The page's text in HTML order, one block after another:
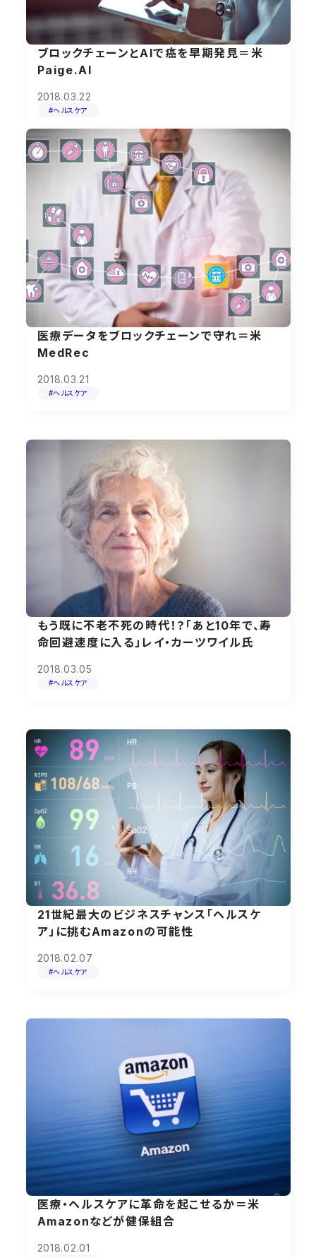
ブロックチェーンとAIで癌を早期発見＝米
Paige.AI
2018.03.22
#ヘルスケア
医療データをブロックチェーンで守れ＝米
MedRec
2018.03.21
#ヘルスケア
もう既に不老不死の時代！？「あと10年で、寿
命回避速度に入る」レイ・カーツワイル氏
2018.03.05
#ヘルスケア
21世紀最大のビジネスチャンス「ヘルスケ
ア」に挑むAmazonの可能性
2018.02.07
#ヘルスケア
医療・ヘルスケアに革命を起こせるか＝米
Amazonなどが健保組合
2018.02.01